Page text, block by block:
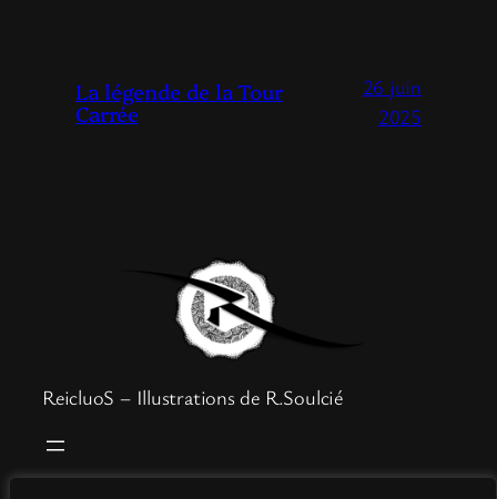
La légende de la Tour
Carrée
26 juin
2025
ReicluoS – Illustrations de R.Soulcié